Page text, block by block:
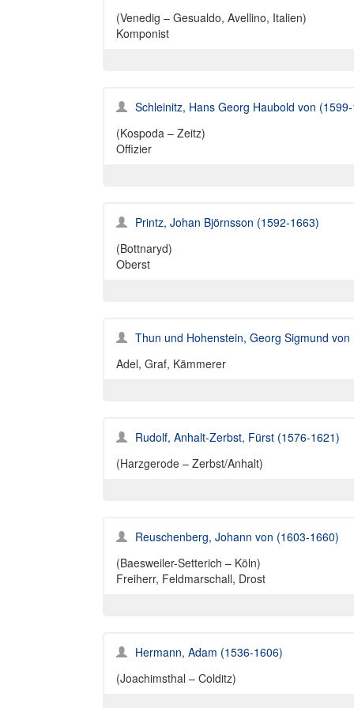
(Venedig – Gesualdo, Avellino, Italien)
Komponist
Schleinitz, Hans Georg Haubold von
(Kospoda – Zeitz)
Offizier
Printz, Johan Björnsson (1592-1663)
(Bottnaryd)
Oberst
Thun und Hohenstein, Georg Sigmund
Adel, Graf, Kämmerer
Rudolf, Anhalt-Zerbst, Fürst (1576-1621)
(Harzgerode – Zerbst/Anhalt)
Reuschenberg, Johann von (1603-1660)
(Baesweiler-Setterich – Köln)
Freiherr, Feldmarschall, Drost
Hermann, Adam (1536-1606)
(Joachimsthal – Colditz)